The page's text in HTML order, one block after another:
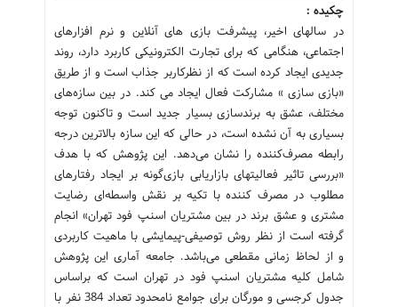
چکیده :
در سالهای اخیر، پیشرفت بازی های آنلاین و نرم افزارهای
اجتماعی، هنگامی که برای تجارت الکترونیکی کاربرد دارد، روند
جدیدی ایجاد کرده است که از نظرکاربر جذاب است و از طریق
«بازی سازی » مشارکت فعال ایجاد می کند. در بین سازه‌های
مختلف، عشق به برند‌سازی بسیار جدید است و تاکنون توجه
بسیاری به آن نشده است، در حالی که این سازه بالاترین درجه
رابطه مصرف‌کننده را نشان می‌دهد. این پژوهش که با هدف
«بررسی تاثیر فعالیتهای بازاریابی بازی‌گونه بر ایجاد رفتارهای
مطلوب در مصرف کننده با تکیه بر نقش واسطه‌ای رضایت
مشتری و عشق برند در بین مشتریان اسنپ فود تهران» انجام
گرفته است از نظر روش توصیفی-پیمایشی با ماهیت کاربردی
و از لحاظ زمانی مقطعی می‌باشد. جامعه آماری این پژوهش
شامل کلیه مشتریان اسنپ فود در تهران است که براساس
جدول کرجسی و مورگان برای جوامع نامحدود تعداد 384 نفر با